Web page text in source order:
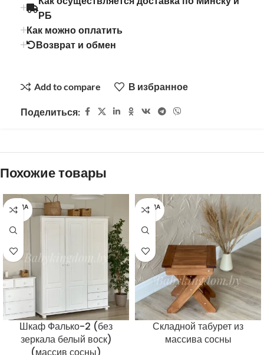
РБ
Как можно оплатить
Возврат и обмен
Add to compare В избранное
Поделиться:
Похожие товары
ПРОДА
НО
Шкаф Фалько-2 (без
зеркала белый воск)
(массив сосны)
ПРОДА
НО
Складной табурет из
массива сосны